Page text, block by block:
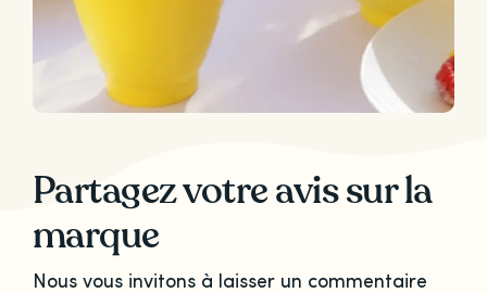
Partagez votre avis sur la
marque
Nous vous invitons à laisser un commentaire